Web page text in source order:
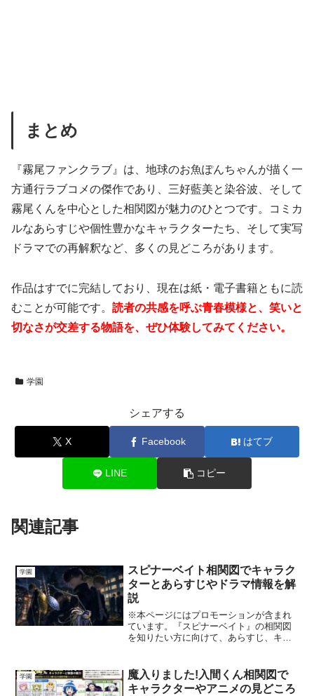
まとめ
『霧尾ファンクラブ』は、地球のお魚ぽんちゃんが描く一
方通行ラブコメの傑作であり、三好藍美と染谷波、そして
霧尾くんを中心とした相関図が魅力のひとつです。コミカ
ルなあらすじや個性豊かなキャラクターたち、そして実写
ドラマでの再解釈など、多くの見どころがあります。
作品はすでに完結しており、現在は紙・電子書籍ともに読
むことが可能です。 読者の共感を呼ぶ青春模様と、笑いと
切なさが交差する物語を、ぜひ体験してみてください。
学園
シェアする
X Facebook はてブ
LINE コピー
関連記事
学園
スピナーベイト相関図でキャラク
ターとあらすじやドラマ情報を解
説
※本ページにはプロモーションが含まれ
ています。『スピナーベイト』の相関図
を知りたい方に向けて、あらすじ、キャ
までまとめて紹介します。『スピナーベ
イト』は、平凡な男子高校...
学園
魔入りました!入間くん相関図で
キャラクターやアニメの見どころ